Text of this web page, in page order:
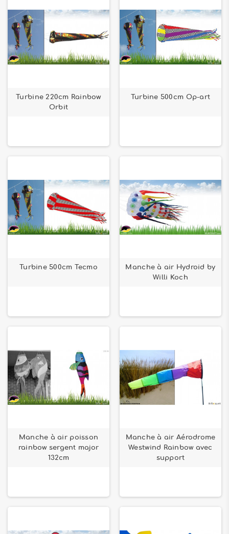
Turbine 220cm Rainbow
Orbit
Turbine 500cm Op-art
Turbine 500cm Tecmo
Manche à air Hydroid by
Willi Koch
Manche à air poisson
rainbow sergent major
132cm
Manche à air Aérodrome
Westwind Rainbow avec
support